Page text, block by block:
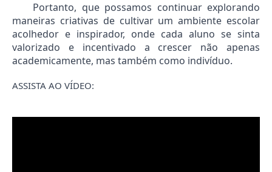
Portanto, que possamos continuar explorando
maneiras criativas de cultivar um ambiente escolar
acolhedor e inspirador, onde cada aluno se sinta
valorizado e incentivado a crescer não apenas
academicamente, mas também como indivíduo.
ASSISTA AO VÍDEO: